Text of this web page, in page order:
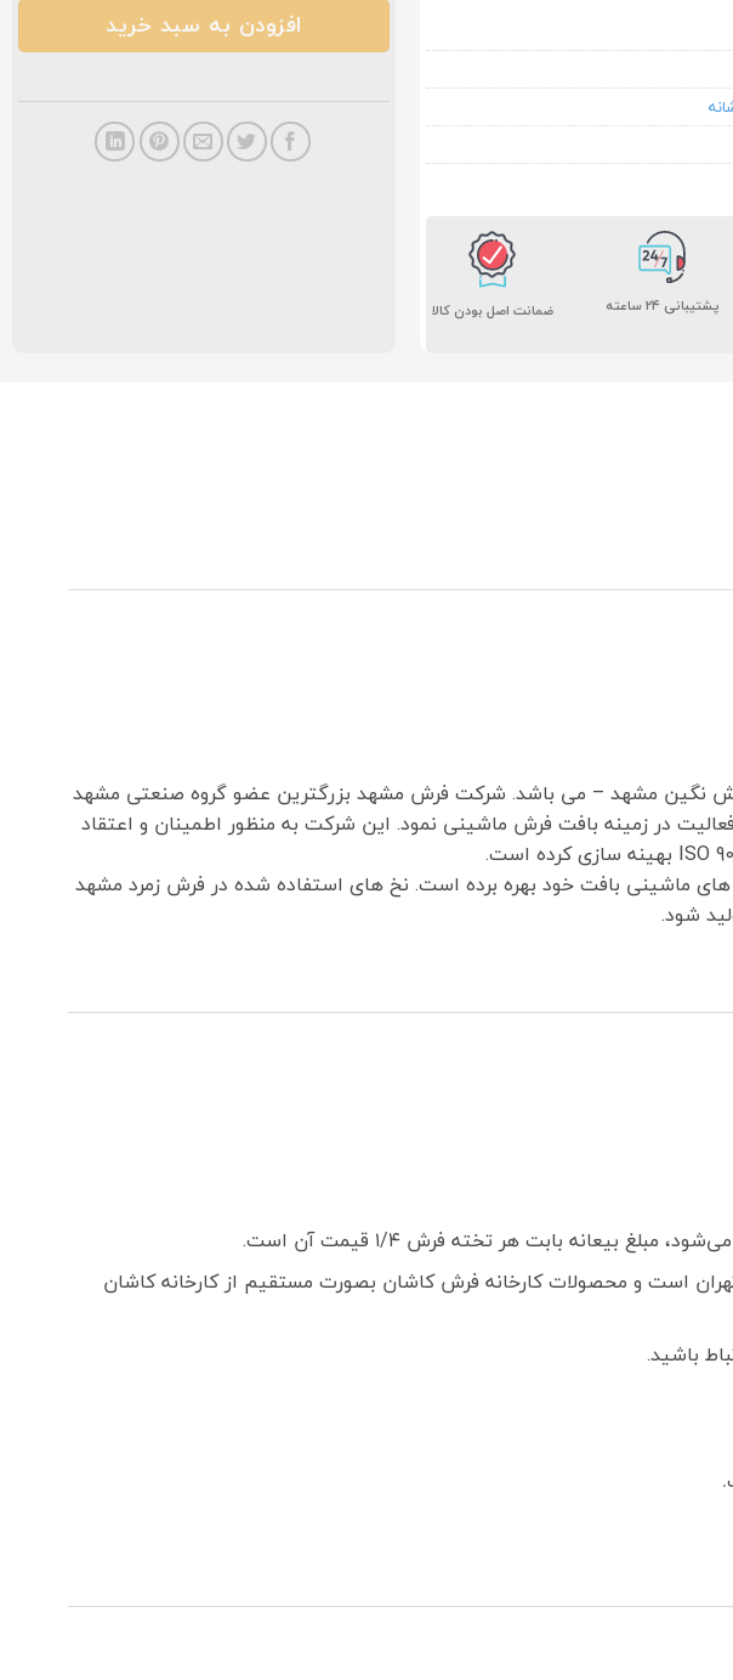
پشتیبانی ۲۴ ساعته ضمانت اصل بودن کالا
افزودن به سبد خرید
نگین مشهد – می باشد. شرکت فرش مشهد بزرگترین عضو گروه صنعتی مشهد
ماشینی در ایران می باشد که در سال ۱۳۵۶ تاسیس و شروع به فعالیت در زمینه بافت فرش ماشینی نمود. این شرکت به منظور اطمینان و اعتقاد
ماشینی بافت خود بهره برده است. نخ های استفاده شده در فرش زمرد مشهد
شود.
بابت هر تخته فرش ۱/۴ قیمت آن است.
است و محصولات کارخانه فرش کاشان بصورت مستقیم از کارخانه کاشان
باشید.
.